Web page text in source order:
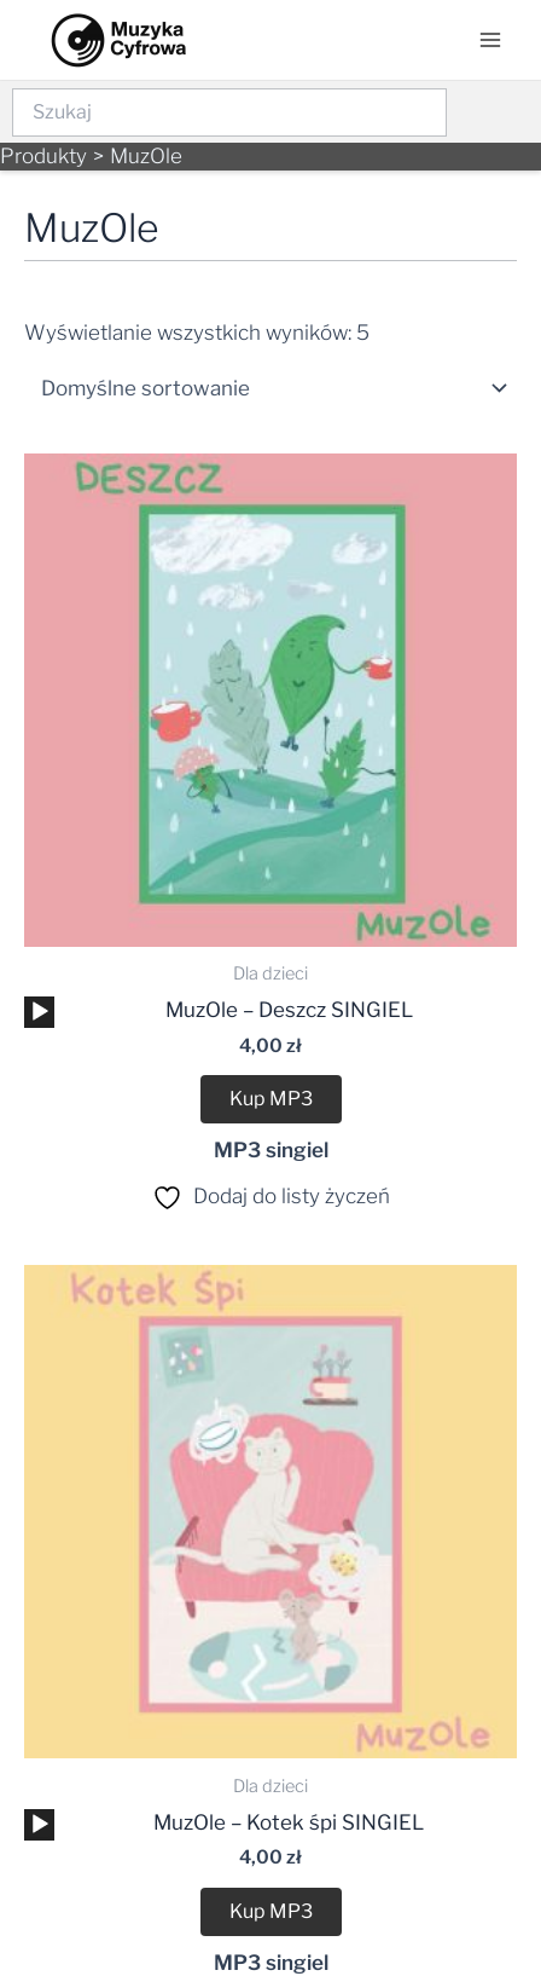
content
Szukaj
Produkty MuzOle
MuzOle
Wyświetlanie wszystkich wyników: 5
Dla dzieci
Odtwarzacz
plików
MuzOle – Deszcz SINGIEL
4,00 zł
Kup MP3
MP3 singiel
Dodaj do listy życzeń
Dla dzieci
Odtwarzacz
plików
MuzOle – Kotek śpi SINGIEL
4,00 zł
Kup MP3
MP3 singiel